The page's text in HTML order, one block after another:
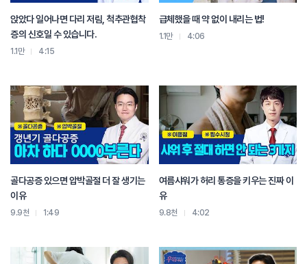
앉았다 일어나면 다리 저림, 척추관협착
증의 신호일 수 있습니다.
1.1만 4:15
급체했을 때 약 없이 내리는 법!
1.1만 4:06
골다공증 있으면 압박골절 더 잘 생기는
이유
9.9천 1:49
여름샤워가 허리 통증을 키우는 진짜 이
유
9.8천 4:02